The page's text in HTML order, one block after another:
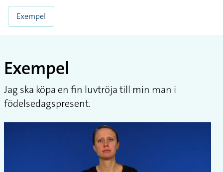
Exempel
Exempel
Jag ska köpa en fin luvtröja till min man i
födelsedagspresent.